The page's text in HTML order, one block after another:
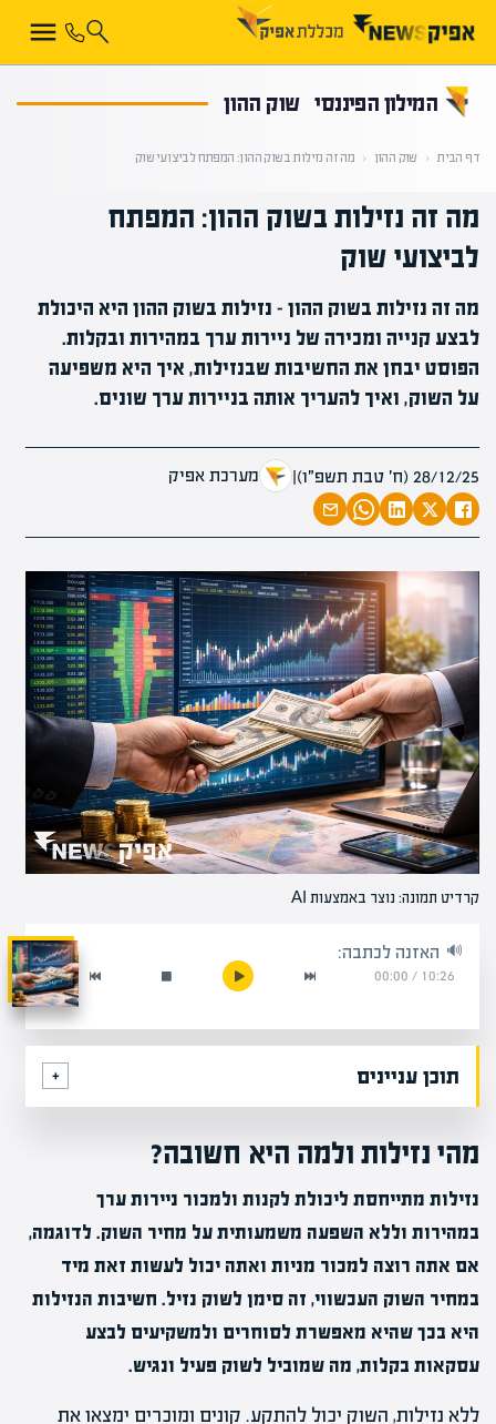
המילון הפיננסי שוק ההון
דף הבית ‹ שוק ההון ‹ מה זה נזילות בשוק ההון: המפתח לביצועי שוק
מה זה נזילות בשוק ההון: המפתח
לביצועי שוק
מה זה נזילות בשוק ההון - נזילות בשוק ההון היא היכולת
לבצע קנייה ומכירה של ניירות ערך במהירות ובקלות.
הפוסט יבחן את החשיבות שבנזילות, איך היא משפיעה
על השוק, ואיך להעריך אותה בניירות ערך שונים.
28/12/25 (ח׳ טבת תשפ״ו) | מערכת אפיק
קרדיט תמונה: נוצר באמצעות AI
האזנה לכתבה:
10:26
/
00:00
תוכן עניינים
מהי נזילות ולמה היא חשובה?
נזילות מתייחסת ליכולת לקנות ולמכור ניירות ערך
במהירות וללא השפעה משמעותית על מחיר השוק. לדוגמה,
אם אתה רוצה למכור מניות ואתה יכול לעשות זאת מיד
במחיר השוק העכשווי, זה סימן לשוק נזיל. חשיבות הנזילות
היא בכך שהיא מאפשרת לסוחרים ולמשקיעים לבצע
עסקאות בקלות, מה שמוביל לשוק פעיל ונגיש.
ללא נזילות, השוק יכול להתקע. קונים ומוכרים ימצאו את